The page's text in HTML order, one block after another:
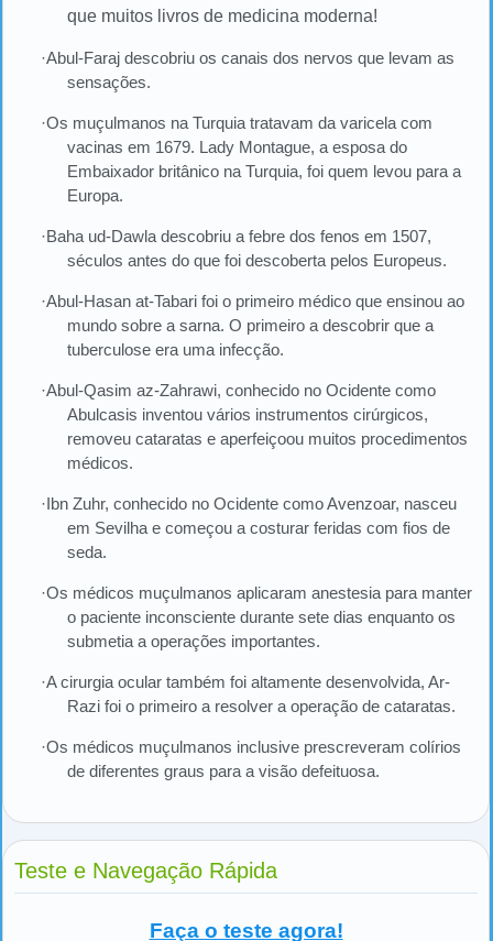
que muitos livros de medicina moderna!
·Abul-Faraj descobriu os canais dos nervos que levam as
sensações.
·Os muçulmanos na Turquia tratavam da varicela com
vacinas em 1679. Lady Montague, a esposa do
Embaixador britânico na Turquia, foi quem levou para a
Europa.
·Baha ud-Dawla descobriu a febre dos fenos em 1507,
séculos antes do que foi descoberta pelos Europeus.
·Abul-Hasan at-Tabari foi o primeiro médico que ensinou ao
mundo sobre a sarna. O primeiro a descobrir que a
tuberculose era uma infecção.
·Abul-Qasim az-Zahrawi, conhecido no Ocidente como
Abulcasis inventou vários instrumentos cirúrgicos,
removeu cataratas e aperfeiçoou muitos procedimentos
médicos.
·Ibn Zuhr, conhecido no Ocidente como Avenzoar, nasceu
em Sevilha e começou a costurar feridas com fios de
seda.
·Os médicos muçulmanos aplicaram anestesia para manter
o paciente inconsciente durante sete dias enquanto os
submetia a operações importantes.
·A cirurgia ocular também foi altamente desenvolvida, Ar-
Razi foi o primeiro a resolver a operação de cataratas.
·Os médicos muçulmanos inclusive prescreveram colírios
de diferentes graus para a visão defeituosa.
Teste e Navegação Rápida
Faça o teste agora!